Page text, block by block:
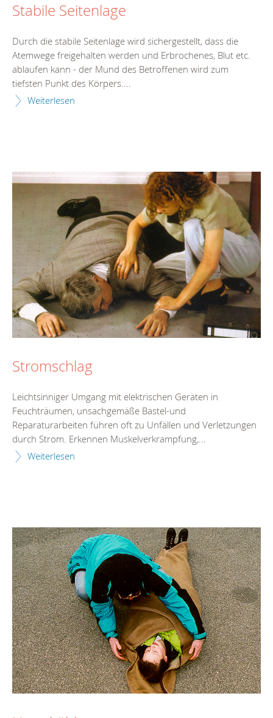
Stabile Seitenlage
Durch die stabile Seitenlage wird sichergestellt, dass die
Atemwege freigehalten werden und Erbrochenes, Blut etc.
ablaufen kann - der Mund des Betroffenen wird zum
tiefsten Punkt des Körpers....
Weiterlesen
Stromschlag
Leichtsinniger Umgang mit elektrischen Geräten in
Feuchträumen, unsachgemäße Bastel-und
Reparaturarbeiten führen oft zu Unfällen und Verletzungen
durch Strom. Erkennen Muskelverkrampfung,...
Weiterlesen